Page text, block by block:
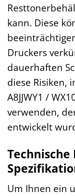
kann. Diese
Druckers
dauerhaften
diese Risiken,
A8JJWY1 /
verwenden,
entwickelt
Um Ihnen ein